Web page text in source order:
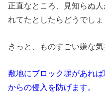
正直なところ、見知らぬ
れてたとしたらどうでしょ
きっと、ものすごい嫌な
敷地にブロック塀があれ
からの侵入を防げます。